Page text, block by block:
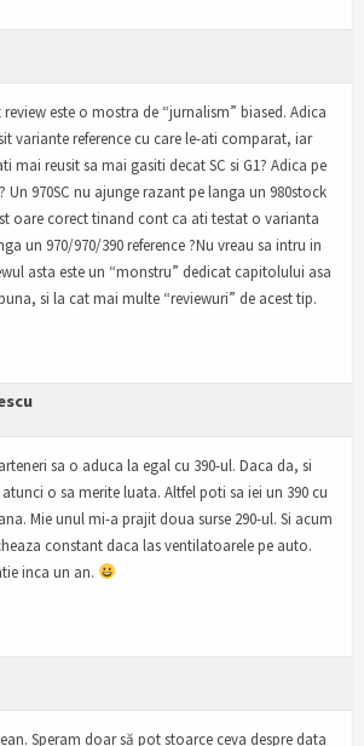
este o mostra de “jurnalism” biased. Adica
variante reference cu care le-ati comparat, iar
mai reusit sa mai gasiti decat SC si G1? Adica pe
Un 970SC nu ajunge razant pe langa un 980stock
oare corect tinand cont ca ati testat o varianta
un 970/970/390 reference ?Nu vreau sa intru in
asta este un “monstru” dedicat capitolului asa
si la cat mai multe “reviewuri” de acest tip.
sa o aduca la egal cu 390-ul. Daca da, si
o sa merite luata. Altfel poti sa iei un 390 cu
Mie unul mi-a prajit doua surse 290-ul. Si acum
constant daca las ventilatoarele pe auto.
inca un an.
Speram doar să pot stoarce ceva despre data